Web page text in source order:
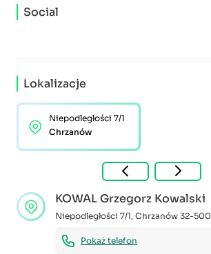
Social
Lokalizacje
Niepodległości 7/1
Chrzanów
KOWAL Grzegorz Kowalski
Niepodległości 7/1, Chrzanów 32-500
Pokaż telefon